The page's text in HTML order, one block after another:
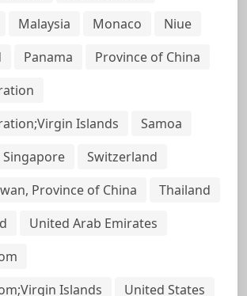
Malaysia Monaco
Niue
Panama
Province of China
Islands
Samoa
Singapore
Switzerland
Province of China
Thailand
United Arab Emirates
Islands
United States